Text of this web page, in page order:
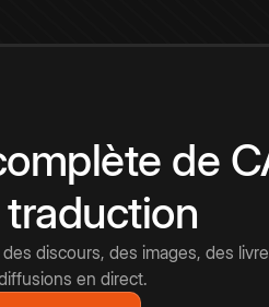
de
discours, des images, des
en direct.